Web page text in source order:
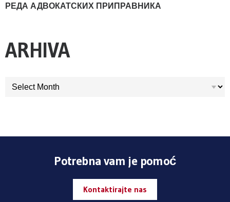
РЕДА АДВОКАТСКИХ ПРИПРАВНИКА
ARHIVA
ARHIVA
Potrebna vam je pomoć
Kontaktirajte nas